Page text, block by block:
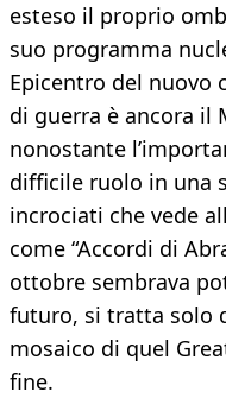
esteso il proprio
suo programma
Epicentro del nuovo
di guerra è ancora il
nonostante
difficile ruolo in una
incrociati che vede
come “Accordi di
ottobre sembrava
futuro, si tratta solo
mosaico di quel
fine.